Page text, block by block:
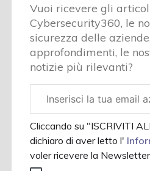
Vuoi ricevere gli
Cybersecurity360, le
sicurezza delle
approfondimenti, le
notizie più rilevanti?
aziendale
Cliccando su "ISCRIVITI
dichiaro di aver letto l'
voler ricevere la Newsletter.